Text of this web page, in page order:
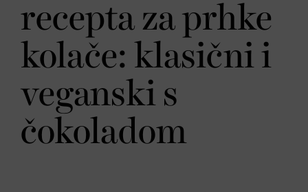
recepta za prhke
kolače: klasični i
veganski s
čokoladom